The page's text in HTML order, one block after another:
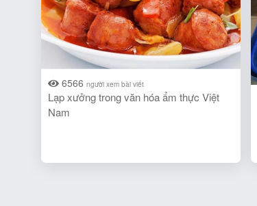
6566 người xem bài viết
Lạp xưởng trong văn hóa ẩm thực Việt
Nam